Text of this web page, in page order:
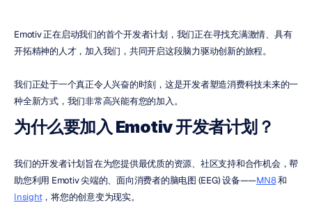
Emotiv 正在启动我们的首个开发者计划，我们正在寻找充满激情、具有
开拓精神的人才，加入我们，共同开启这段脑力驱动创新的旅程。
我们正处于一个真正令人兴奋的时刻，这是开发者塑造消费科技未来的一
种全新方式，我们非常高兴能有您的加入。
为什么要加入 Emotiv 开发者计划？
我们的开发者计划旨在为您提供最优质的资源、社区支持和合作机会，帮
助您利用 Emotiv 尖端的、面向消费者的脑电图 (EEG) 设备——MN8
Insight，将您的创意变为现实。